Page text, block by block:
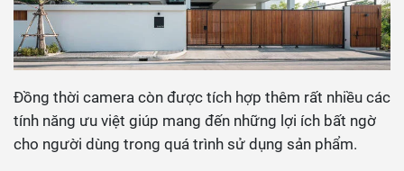
Đồng thời camera còn được tích hợp thêm rất nhiều các
tính năng ưu việt giúp mang đến những lợi ích bất ngờ
cho người dùng trong quá trình sử dụng sản phẩm.